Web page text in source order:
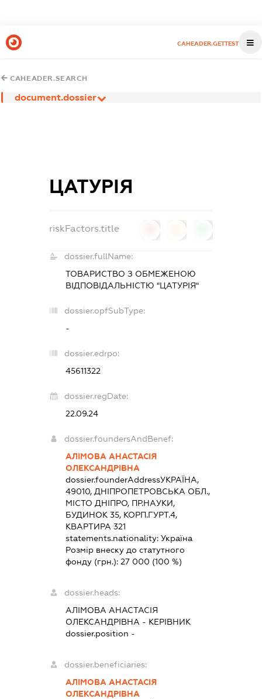
CAHEADER.GETTEST
CAHEADER.SEARCH
document.dossier
ЦАТУРІЯ
riskFactors.title
dossier.fullName:
ТОВАРИСТВО З ОБМЕЖЕНОЮ
ВІДПОВІДАЛЬНІСТЮ "ЦАТУРІЯ"
dossier.opfSubType:
-
dossier.edrpo:
45611322
dossier.regDate:
22.09.24
dossier.foundersAndBenef:
АЛІМОВА АНАСТАСІЯ
ОЛЕКСАНДРІВНА
dossier.founderAddressУКРАЇНА,
49010, ДНІПРОПЕТРОВСЬКА ОБЛ.,
МІСТО ДНІПРО, ПР.НАУКИ,
БУДИНОК 35, КОРП.ГУРТ.4,
КВАРТИРА 321
statements.nationality: Україна
Розмір внеску до статутного
фонду (грн.): 27 000 (100 %)
dossier.heads:
АЛІМОВА АНАСТАСІЯ
ОЛЕКСАНДРІВНА - КЕРІВНИК
dossier.position -
dossier.beneficiaries:
АЛІМОВА АНАСТАСІЯ
ОЛЕКСАНДРІВНА